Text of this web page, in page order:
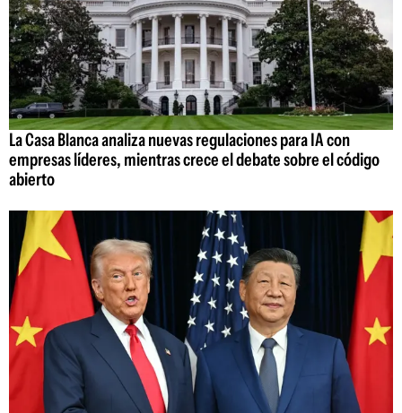
La Casa Blanca analiza nuevas regulaciones para IA con
empresas líderes, mientras crece el debate sobre el código
abierto